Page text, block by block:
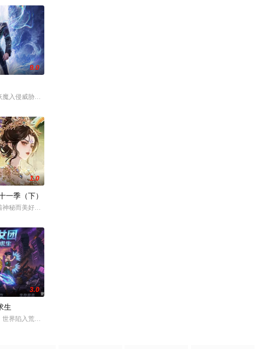
柄锈剑掀翻整片武道世界。双武魂同步觉醒，炼化万灵、参悟神魂两道同
9.0
魔入侵威胁来袭，天生废灵根的少年秦雨体内意外觉醒神力，被选中成为神秘至强功法
了得到对方宗门的秘宝御妖铃、镇魔
修逆天之力。高能工作室出品，爱奇艺全网独播，敬请期待！
1.0
一季（下）
神秘而美好的叶罗丽仙境。这里的仙子因自然与人类世界的兴衰而生，也与万物命运相
洗礼，他化万古，他化自在。看男主
小队，与伙伴再度开启一场与古神教会的崭新较量……新的西方邪神
3.0
生
世界陷入荒芜危机，四处出现作乱的暗影生灵。四位勇敢正义的猎魔女携手并肩，在危